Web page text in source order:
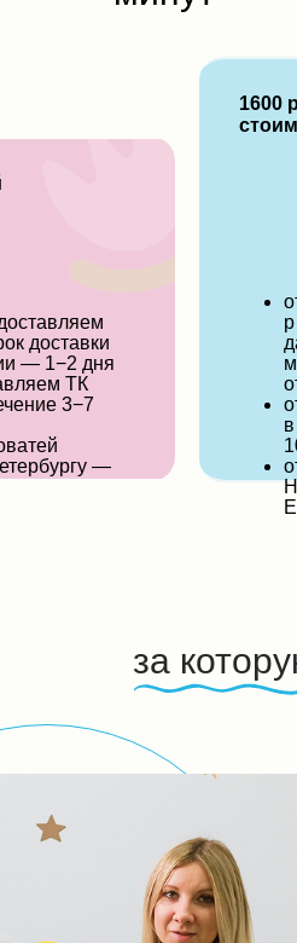
1600
доставки
— 1−2 дня
ТК
3−7
—
за